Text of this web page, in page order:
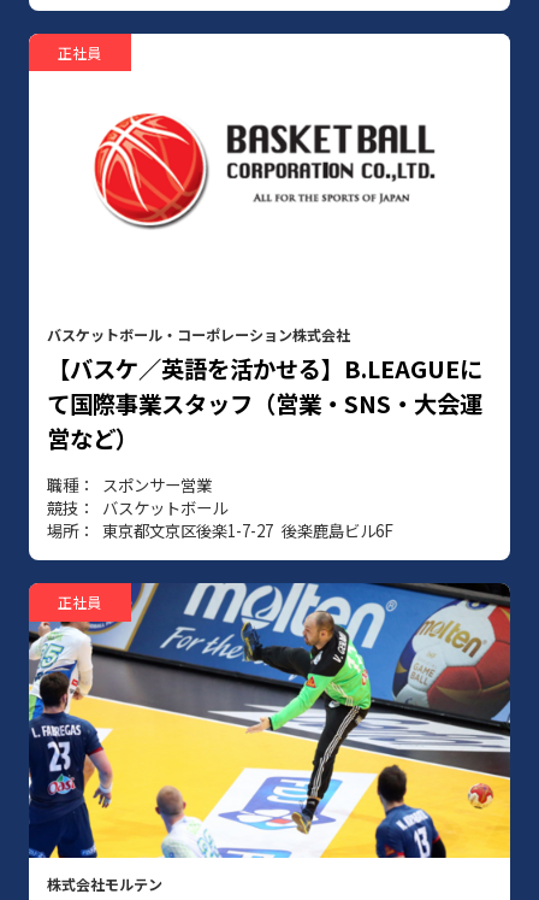
正社員
バスケットボール・コーポレーション株式会社
【バスケ／英語を活かせる】B.LEAGUEに
て国際事業スタッフ（営業・SNS・大会運
営など）
職種
スポンサー営業
競技
バスケットボール
場所
東京都文京区後楽1-7-27 後楽鹿島ビル6F
正社員
株式会社モルテン